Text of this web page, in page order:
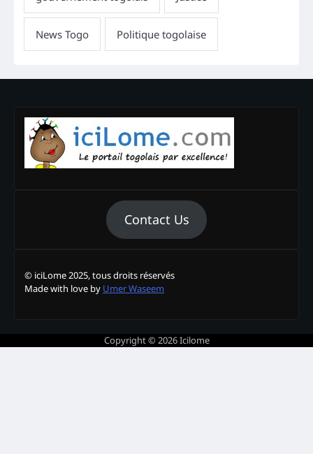
Contact Us
© iciLome 2025, tous droits réservés
Made with love by Umer Waseem
Copyright © 2026Icilome